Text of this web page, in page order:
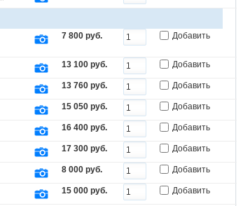
7 800 руб. Добавить
13 100 руб. Добавить
13 760 руб. Добавить
15 050 руб. Добавить
16 400 руб. Добавить
17 300 руб. Добавить
8 000 руб. Добавить
15 000 руб. Добавить